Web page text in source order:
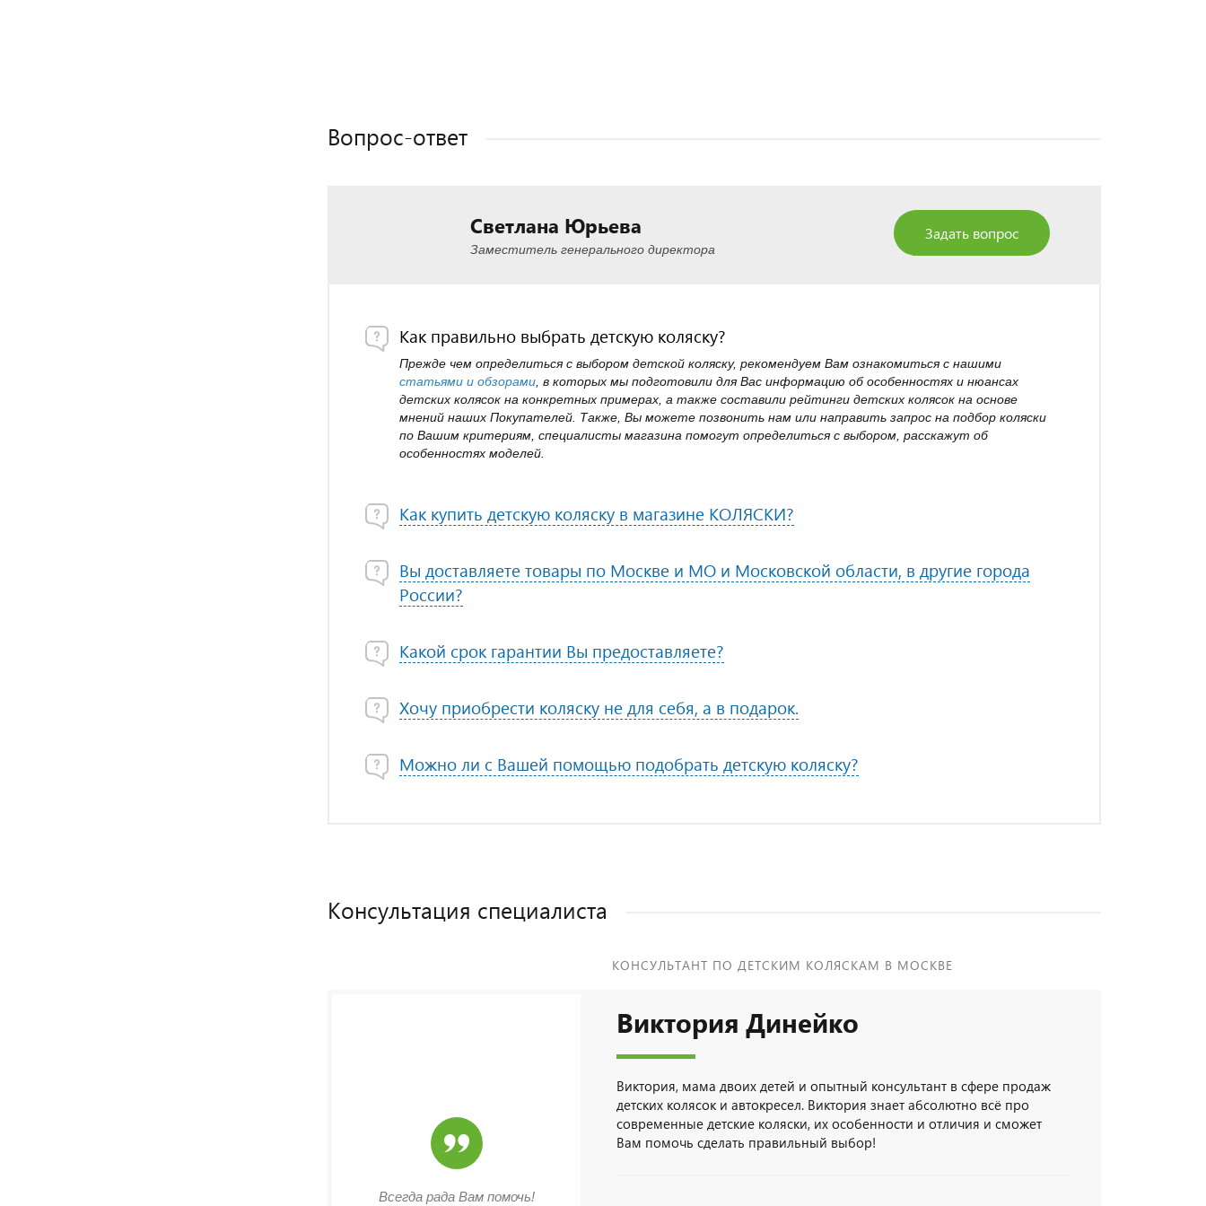
Вопрос-ответ
Светлана Юрьева
Заместитель генерального директора
Задать вопрос
Как правильно выбрать детскую коляску?
Прежде чем определиться с выбором детской коляску, рекомендуем Вам ознакомиться с нашими
статьями и обзорами , в которых мы подготовили для Вас информацию об особенностях и нюансах
детских колясок на конкретных примерах, а также составили рейтинги детских колясок на основе
мнений наших Покупателей. Также, Вы можете позвонить нам или направить запрос на подбор коляски
по Вашим критериям, специалисты магазина помогут определиться с выбором, расскажут об
особенностях моделей.
Как купить детскую коляску в магазине КОЛЯСКИ?
Вы доставляете товары по Москве и МО и Московской области, в другие города
России?
Какой срок гарантии Вы предоставляете?
Хочу приобрести коляску не для себя, а в подарок.
Можно ли с Вашей помощью подобрать детскую коляску?
Консультация специалиста
КОНСУЛЬТАНТ ПО ДЕТСКИМ КОЛЯСКАМ В МОСКВЕ
Виктория Динейко
Виктория, мама двоих детей и опытный консультант в сфере продаж
детских колясок и автокресел. Виктория знает абсолютно всё про
современные детские коляски, их особенности и отличия и сможет
Вам помочь сделать правильный выбор!
Всегда рада Вам помочь!